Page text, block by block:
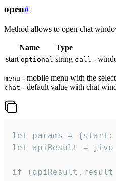
open#
Method allows to open chat
Name Type
start optional string call -
menu - mobile menu with the
chat - default value with chat
let params =
let apiResult =
if